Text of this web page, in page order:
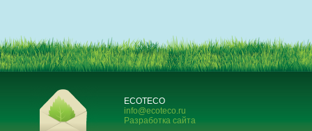
ECOTECO
info@ecoteco.ru
Разработка сайта